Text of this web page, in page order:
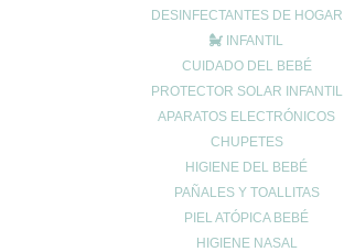
DESINFECTANTES DE HOGAR
INFANTIL
CUIDADO DEL BEBÉ
PROTECTOR SOLAR INFANTIL
APARATOS ELECTRÓNICOS
CHUPETES
HIGIENE DEL BEBÉ
PAÑALES Y TOALLITAS
PIEL ATÓPICA BEBÉ
HIGIENE NASAL
Cuidado de la piel
Cuidado de las articulaciones